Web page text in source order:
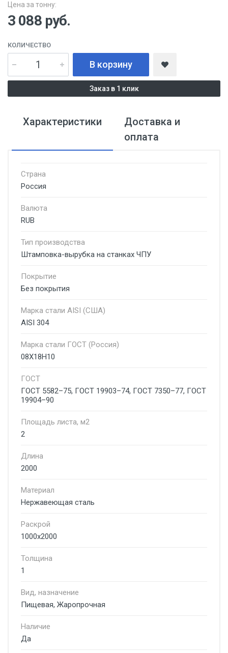
Цена за тонну:
3 088 руб.
КОЛИЧЕСТВО
В корзину
Заказ в 1 клик
Характеристики
Доставка и
оплата
Страна
Россия
Валюта
RUB
Тип производства
Штамповка-вырубка на станках ЧПУ
Покрытие
Без покрытия
Марка стали AISI (США)
AISI 304
Марка стали ГОСТ (Россия)
08Х18Н10
ГОСТ
ГОСТ 5582–75, ГОСТ 19903–74, ГОСТ 7350–77, ГОСТ
19904–90
Площадь листа, м2
2
Длина
2000
Материал
Нержавеющая сталь
Раскрой
1000х2000
Толщина
1
Вид, назначение
Пищевая, Жаропрочная
Наличие
Да